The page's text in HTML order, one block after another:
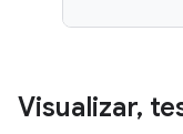
Visualizar,